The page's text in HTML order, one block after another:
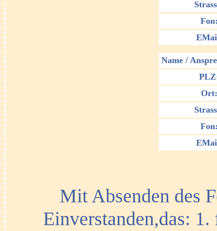
Name /
Ort:
Mit Absenden des
Einverstanden,das: